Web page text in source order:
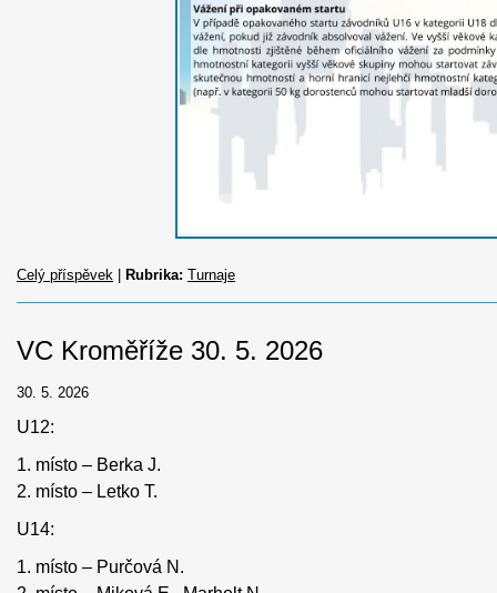
Celý příspěvek | Rubrika: Turnaje
VC Kroměříže 30. 5. 2026
30. 5. 2026
U12:
1. místo – Berka J.
2. místo – Letko T.
U14:
1. místo – Purčová N.